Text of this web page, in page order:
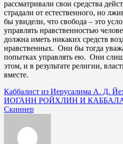
рассматривали свои средства
страдали от естественного, но
бы увидели, что свобода – это
управлять нравственностью
должна иметь никаких средств
нравственных. Они бы тогда
попытках управлять ею. Они
этом, и в результате религии,
вместе.
Навигация
по
Каббалист из Иерусалима А. Д.
ИОГАНН РОЙХЛИН И КАББАЛА
Скиннер